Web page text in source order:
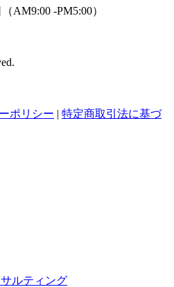
AM9:00 -PM5:00）
ポリシー
特定商取引法に基づ
ルティング